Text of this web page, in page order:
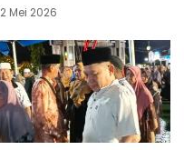
2 Mei 2026